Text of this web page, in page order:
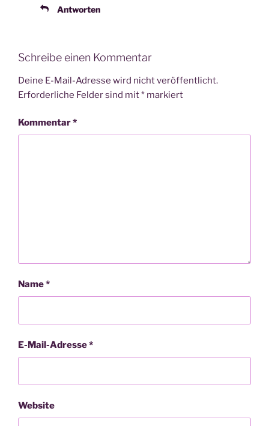
Antworten
Schreibe einen Kommentar
Deine E-Mail-Adresse wird nicht veröffentlicht.
Erforderliche Felder sind mit* markiert
Kommentar*
Name*
E-Mail-Adresse*
Website